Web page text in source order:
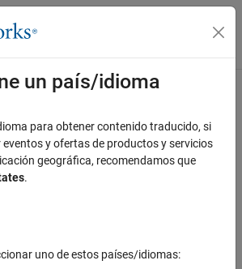
menú de navegación
tan útil fue esta traducción?
un país/idioma
para obtener contenido traducido, si
eventos y ofertas de productos y servicios
geográfica, recomendamos que
.
uno de estos países/idiomas: